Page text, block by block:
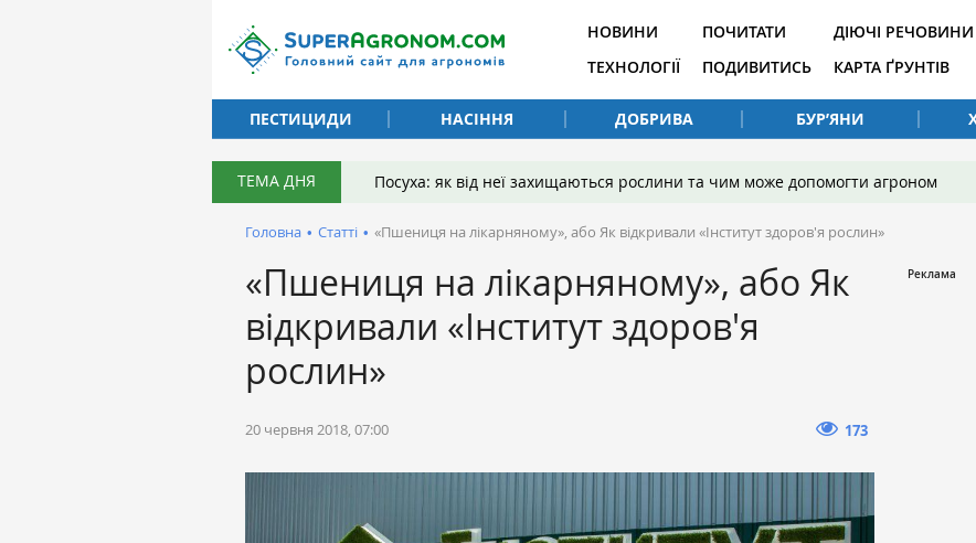
НОВИНИ
ТЕХНОЛОГІЇ
ПОЧИТАТИ
ПОДИВИТИСЬ
ДІЮЧІ РЕЧОВИНИ
КАРТА ҐРУНТІВ
ПЕСТИЦИДИ
НАСІННЯ ДОБРИВА БУР’ЯНИ
ТЕМА ДНЯ Посуха: як від неї захищаються рослини та чим може допомогти агроном
Головна • Статті • «Пшениця на лікарняному», або Як відкривали «Інститут здоров'я рослин»
«Пшениця на лікарняному», або Як
відкривали «Інститут здоров'я
рослин»
20 червня 2018, 07:00 173